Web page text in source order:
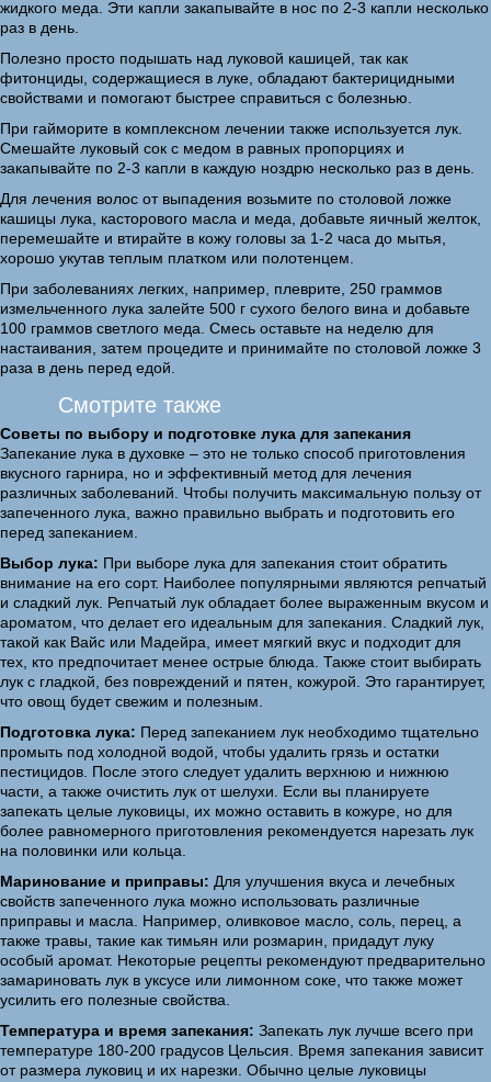
жидкого меда. Эти капли закапывайте в нос по 2-3 капли несколько
раз в день.
Полезно просто подышать над луковой кашицей, так как
фитонциды, содержащиеся в луке, обладают бактерицидными
свойствами и помогают быстрее справиться с болезнью.
При гайморите в комплексном лечении также используется лук.
Смешайте луковый сок с медом в равных пропорциях и
закапывайте по 2-3 капли в каждую ноздрю несколько раз в день.
Для лечения волос от выпадения возьмите по столовой ложке
кашицы лука, касторового масла и меда, добавьте яичный желток,
перемешайте и втирайте в кожу головы за 1-2 часа до мытья,
хорошо укутав теплым платком или полотенцем.
При заболеваниях легких, например, плеврите, 250 граммов
измельченного лука залейте 500 г сухого белого вина и добавьте
100 граммов светлого меда. Смесь оставьте на неделю для
настаивания, затем процедите и принимайте по столовой ложке 3
раза в день перед едой.
Смотрите также
Советы по выбору и подготовке лука для запекания
Запекание лука в духовке – это не только способ приготовления
вкусного гарнира, но и эффективный метод для лечения
различных заболеваний. Чтобы получить максимальную пользу от
запеченного лука, важно правильно выбрать и подготовить его
перед запеканием.
Выбор лука: При выборе лука для запекания стоит обратить
внимание на его сорт. Наиболее популярными являются репчатый
и сладкий лук. Репчатый лук обладает более выраженным вкусом и
ароматом, что делает его идеальным для запекания. Сладкий лук,
такой как Вайс или Мадейра, имеет мягкий вкус и подходит для
тех, кто предпочитает менее острые блюда. Также стоит выбирать
лук с гладкой, без повреждений и пятен, кожурой. Это гарантирует,
что овощ будет свежим и полезным.
Подготовка лука: Перед запеканием лук необходимо тщательно
промыть под холодной водой, чтобы удалить грязь и остатки
пестицидов. После этого следует удалить верхнюю и нижнюю
части, а также очистить лук от шелухи. Если вы планируете
запекать целые луковицы, их можно оставить в кожуре, но для
более равномерного приготовления рекомендуется нарезать лук
на половинки или кольца.
Маринование и приправы: Для улучшения вкуса и лечебных
свойств запеченного лука можно использовать различные
приправы и масла. Например, оливковое масло, соль, перец, а
также травы, такие как тимьян или розмарин, придадут луку
особый аромат. Некоторые рецепты рекомендуют предварительно
замариновать лук в уксусе или лимонном соке, что также может
усилить его полезные свойства.
Температура и время запекания: Запекать лук лучше всего при
температуре 180-200 градусов Цельсия. Время запекания зависит
от размера луковиц и их нарезки. Обычно целые луковицы